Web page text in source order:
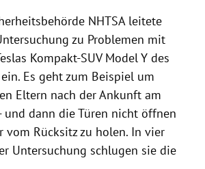
NHTSA leitete
zu Problemen mit
Kompakt-SUV Model Y des
Es geht zum Beispiel um
Eltern nach der Ankunft am
dann die Türen nicht öffnen
vom Rücksitz zu holen. In vier
Untersuchung schlugen sie die